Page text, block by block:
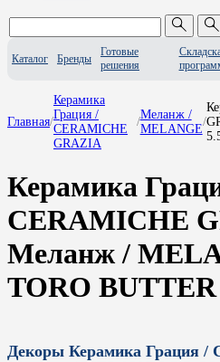
Каталог Бренды
Готовые
решения
Главная/
Керамика
Грация /
CERAMICHE
GRAZIA
/
Меланж /
MELANGE
/
Керамика
CERAMICHE
Меланж /
TORO
Декоры Керамика Грация